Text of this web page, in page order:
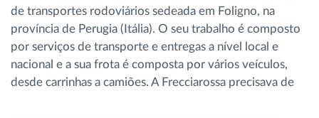
Calculadora de Benefícios
de transportes rodoviários sedeada em Foligno, na
província de Perugia (Itália). O seu trabalho é composto
por serviços de transporte e entregas a nível local e
nacional e a sua frota é composta por vários veículos,
desde carrinhas a camiões. A Frecciarossa precisava de